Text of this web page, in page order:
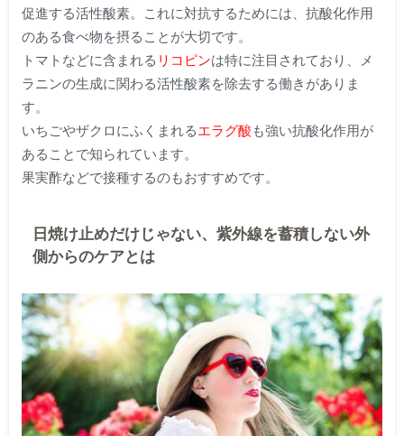
促進する活性酸素。これに対抗するためには、抗酸化作用
のある食べ物を摂ることが大切です。
トマトなどに含まれる リコピンは特に注目されており、メ
ラニンの生成に関わる活性酸素を除去する働きがありま
す。
いちごやザクロにふくまれるエラグ酸 も強い抗酸化作用が
あることで知られています。
果実酢などで接種するのもおすすめです。
日焼け止めだけじゃない、紫外線を蓄積しない外
側からのケアとは